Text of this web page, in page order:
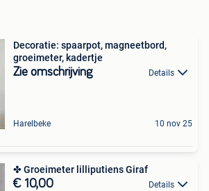
Decoratie: spaarpot, magneetbord,
groeimeter, kadertje
Zie omschrijving Details
Harelbeke 10 nov 25
✤ Groeimeter lilliputiens Giraf
€ 10,00 Details